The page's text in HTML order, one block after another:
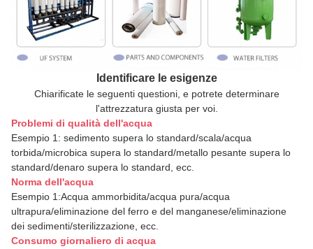
Identificare le esigenze
Chiarificate le seguenti questioni, e potrete determinare
l'attrezzatura giusta per voi.
Problemi di qualità dell'acqua
Esempio 1: sedimento supera lo standard/scala/acqua
torbida/microbica supera lo standard/metallo pesante supera lo
standard/denaro supera lo standard, ecc.
Norma dell'acqua
Esempio 1:Acqua ammorbidita/acqua pura/acqua
ultrapura/eliminazione del ferro e del manganese/eliminazione
dei sedimenti/sterilizzazione, ecc.
Consumo giornaliero di acqua